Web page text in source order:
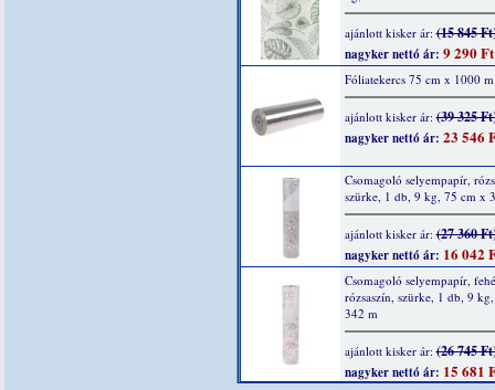
ajánlott kisker ár:(15 845
nagyker nettó ár: 9 290 Ft
Fóliatekercs 75 cm x 1000 m
ajánlott kisker ár:(39 325
nagyker nettó ár: 23 546
Csomagoló selyempapír,
szürke, 1 db, 9 kg, 75 cm x
ajánlott kisker ár:(27 360
nagyker nettó ár: 16 042
Csomagoló selyempapír,
rózsaszín, szürke, 1 db, 9
342 m
ajánlott kisker ár:(26 745
nagyker nettó ár: 15 681